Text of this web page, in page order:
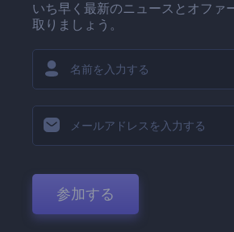
いち早く最新のニュースとオファ
取りましょう。
参加する